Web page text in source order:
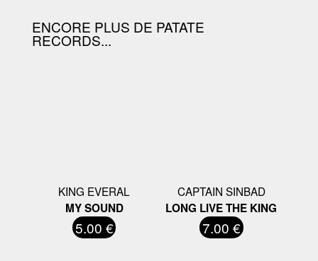
ENCORE PLUS DE PATATE
RECORDS...
KING EVERAL
MY SOUND
5.00 €
CAPTAIN SINBAD
LONG LIVE THE KING
7.00 €